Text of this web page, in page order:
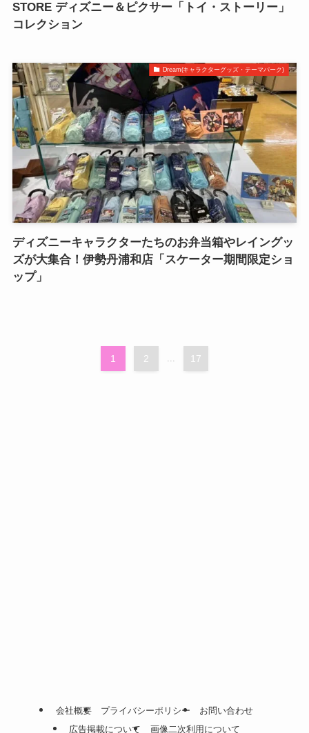
STORE ディズニー＆ピクサー「トイ・ストーリー」
コレクション
Dream(キャラクターグッズ・テーマパーク)
ディズニーキャラクターたちのお弁当箱やレイングッ
ズが大集合！伊勢丹浦和店「スケーター期間限定ショ
ップ」
1 2 17
会社概要 プライバシーポリシー
お問い合わせ
広告掲載について
画像二次利用について